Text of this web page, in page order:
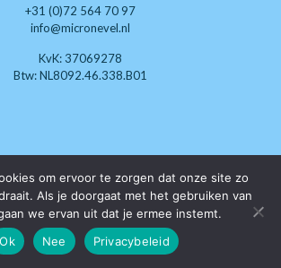
+31 (0)72 564 70 97
info@micronevel.nl
KvK: 37069278
Btw: NL8092.46.338.B01
Wij zoeken nog enthousiaste
klimaat-techneuten die
als dealer willen optreden.
om ervoor te zorgen dat onze site zo
Als je doorgaat met het gebruiken van
we ervan uit dat je ermee instemt.
Ok
Nee Privacybeleid